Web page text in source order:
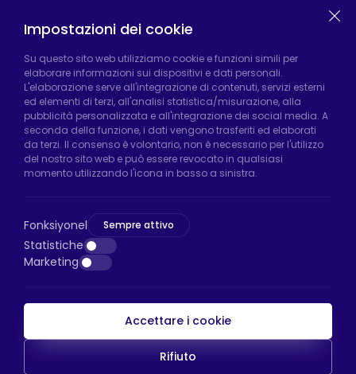
Fabbrica di Hadımköy:Atatürk Industrial Zone,
Uzunçayır Street, No:11 Hadımköy, 34555
Arnavutköy/Istanbul
Telefono:+90 212 640 66 46
Email:export@htsteker.com
Negozio Bayrampasa:Kocatepe
Bayrampaşa/Istanbul
Telefono:+90 530 044 64 87
Email:info@htsteker.com
Pagamento HTS
Impostazioni dei cookie
Su questo sito web utilizziamo cookie e funzioni simili per
elaborare informazioni sui dispositivi e dati personali.
L'elaborazione serve all'integrazione di contenuti, servizi esterni
ed elementi di terzi, all'analisi statistica/misurazione, alla
pubblicità personalizzata e all'integrazione dei social media. A
seconda della funzione, i dati vengono trasferiti ed elaborati
da terzi. Il consenso è volontario, non è necessario per l'utilizzo
del nostro sito web e può essere revocato in qualsiasi
momento utilizzando l'icona in basso a sinistra.
Fonksiyonel Sempre attivo
Statistiche
Marketing
Accettare i cookie
Rifiuto